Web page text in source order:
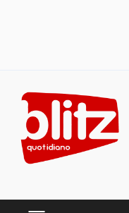
content